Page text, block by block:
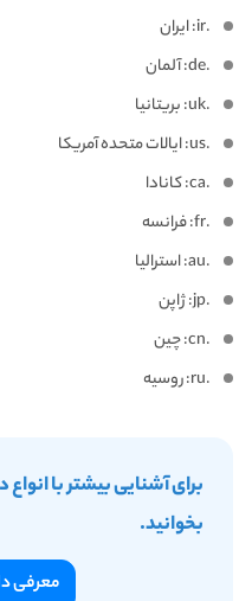
.ir: ایران
.de: آلمان
.uk: بریتانیا
.us: ایالات متحده آمریکا
.ca: کانادا
.fr: فرانسه
.au: استرالیا
.jp: ژاپن
.cn: چین
.ru: روسیه
برای آشنایی بیشتر با
بخوانید.
معرفی